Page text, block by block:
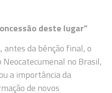
deste lugar”
antes da bênção final, o
no Brasil,
a importância da
de novos